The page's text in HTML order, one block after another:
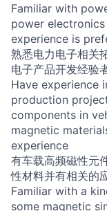
Familiar with
power
experience is
熟悉电力电子相关
电子产品开发经验
Have experience
production
components in
magnetic
experience
有车载高频磁性元
性材料并有相关的
Familiar with a
some magnetic